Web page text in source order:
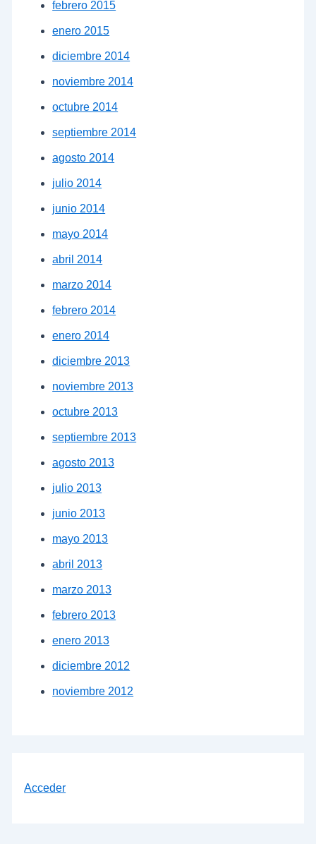
febrero 2015
enero 2015
diciembre 2014
noviembre 2014
octubre 2014
septiembre 2014
agosto 2014
julio 2014
junio 2014
mayo 2014
abril 2014
marzo 2014
febrero 2014
enero 2014
diciembre 2013
noviembre 2013
octubre 2013
septiembre 2013
agosto 2013
julio 2013
junio 2013
mayo 2013
abril 2013
marzo 2013
febrero 2013
enero 2013
diciembre 2012
noviembre 2012
Acceder